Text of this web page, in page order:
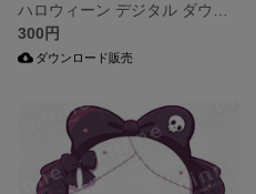
300円
ダウンロード販売